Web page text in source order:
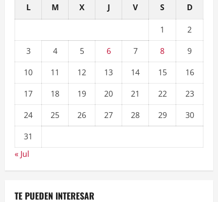
L M X J V S D
1
2
3
4 5 6 7 8
9
10
11 12 13 14 15
16
17
18 19 20 21 22
23
24
25 26 27 28 29
30
31
« Jul
TE PUEDEN INTERESAR